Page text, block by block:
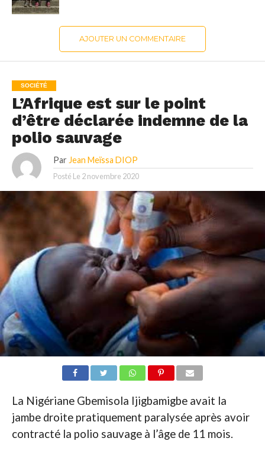
AJOUTER UN COMMENTAIRE
SOCIÉTÉ
L’Afrique est sur le point
d’être déclarée indemne de la
polio sauvage
Par Jean Meïssa DIOP
Posté Le 2 novembre 2020
La Nigériane Gbemisola Ijigbamigbe avait la
jambe droite pratiquement paralysée après avoir
contracté la polio sauvage à l’âge de 11 mois.